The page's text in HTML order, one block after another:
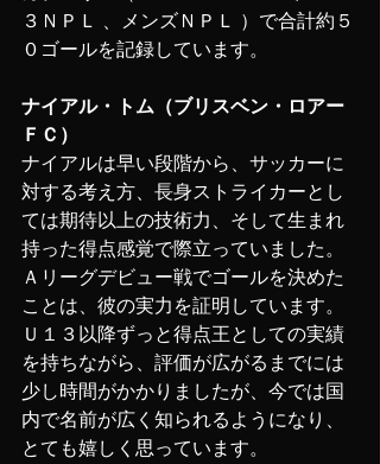
３ＮＰＬ 、メンズＮＰＬ ）で合計約５
０ゴールを記録しています。
ナイアル・トム（ブリスベン・ロアー
ＦＣ）
ナイアルは早い段階から、サッカーに
対する考え方、長身ストライカーとし
ては期待以上の技術力、そして生まれ
持った得点感覚で際立っていました。
Ａリーグデビュー戦でゴールを決めた
ことは、彼の実力を証明しています。
Ｕ１３以降ずっと得点王としての実績
を持ちながら、評価が広がるまでには
少し時間がかかりましたが、今では国
内で名前が広く知られるようになり、
とても嬉しく思っています。